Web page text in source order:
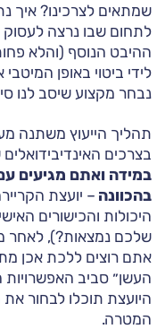
שמתאים לצרכינו? איך
לתחום שבו נרצה
ההיבט הנוסף (והלא
לידי ביטוי באופן
נבחר מקצוע שיסב לנו
תהליך הייעוץ משתנה
בצרכים
במידה ואתם מגיעים עם
בהכוונה – יועצת
היכולות והכישורים
שלכם נמצאות?), לאחר
אתם רוצים ללכת אכן
העשן״ סביב
היועצת תוכלו לבחור
המטרה.